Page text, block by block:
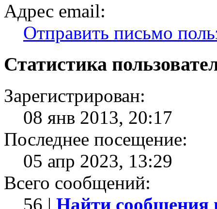
Адрес email:
Отправить письмо
Статистика
Зарегистрирован:
08 янв 2013, 20:17
Последнее посещение:
05 апр 2023, 13:29
Всего сообщений:
56 | Найти сообщения